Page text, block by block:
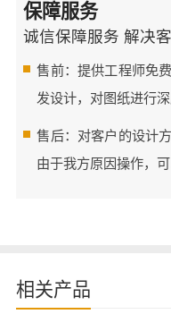
保障服务
诚信保障服务 解决
售前：提供工程师免
发设计，对图纸进行
售后：对客户的设计
由于我方原因操作，
相关产品